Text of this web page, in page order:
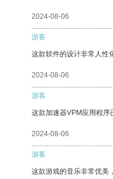
2024-08-06
游客
这款软件的设计非常人性
2024-08-06
游客
这款加速器VPM应用程
2024-08-06
游客
这款游戏的音乐非常优美